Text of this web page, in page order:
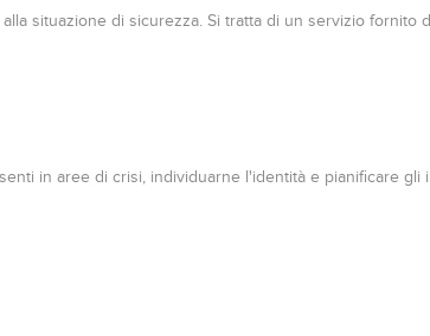
situazione di sicurezza. Si tratta di un servizio fornito
in aree di crisi, individuarne l'identità e pianificare gli